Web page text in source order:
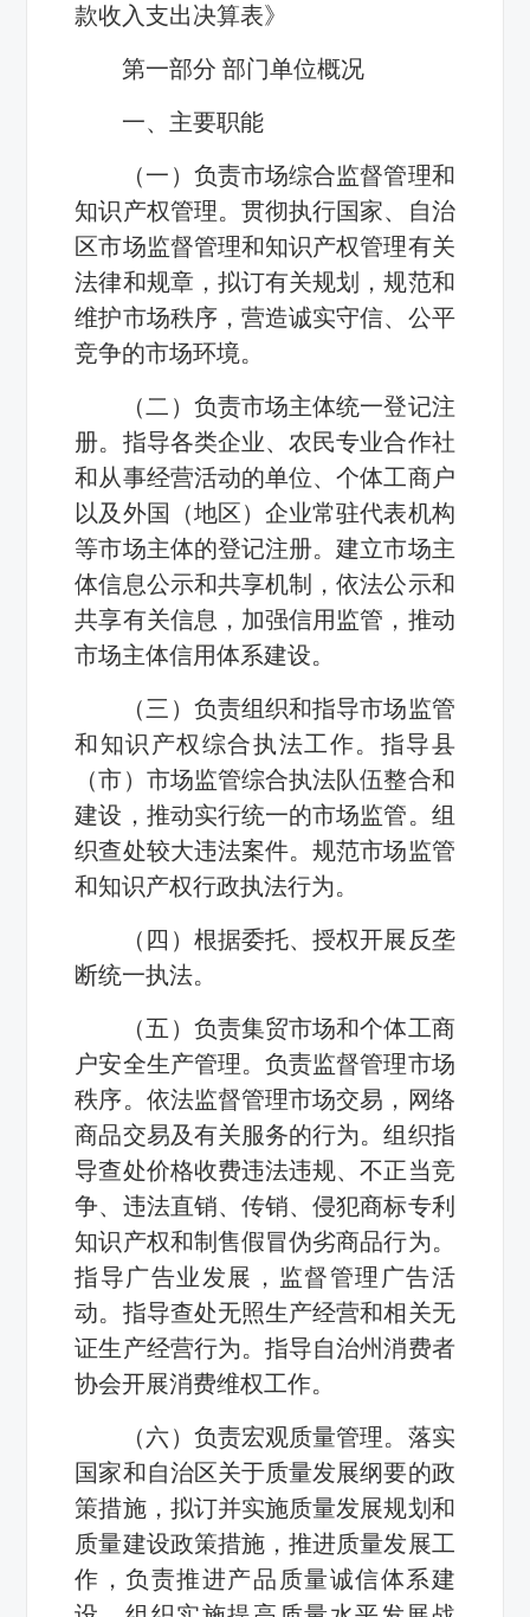
款收入支出决算表》
第一部分 部门单位概况
一、主要职能
（一）负责市场综合监督管理和
知识产权管理。贯彻执行国家、自治
区市场监督管理和知识产权管理有关
法律和规章，拟订有关规划，规范和
维护市场秩序，营造诚实守信、公平
竞争的市场环境。
（二）负责市场主体统一登记注
册。指导各类企业、农民专业合作社
和从事经营活动的单位、个体工商户
以及外国（地区）企业常驻代表机构
等市场主体的登记注册。建立市场主
体信息公示和共享机制，依法公示和
共享有关信息，加强信用监管，推动
市场主体信用体系建设。
（三）负责组织和指导市场监管
和知识产权综合执法工作。指导县
（市）市场监管综合执法队伍整合和
建设，推动实行统一的市场监管。组
织查处较大违法案件。规范市场监管
和知识产权行政执法行为。
（四）根据委托、授权开展反垄
断统一执法。
（五）负责集贸市场和个体工商
户安全生产管理。负责监督管理市场
秩序。依法监督管理市场交易，网络
商品交易及有关服务的行为。组织指
导查处价格收费违法违规、不正当竞
争、违法直销、传销、侵犯商标专利
知识产权和制售假冒伪劣商品行为。
指导广告业发展，监督管理广告活
动。指导查处无照生产经营和相关无
证生产经营行为。指导自治州消费者
协会开展消费维权工作。
（六）负责宏观质量管理。落实
国家和自治区关于质量发展纲要的政
策措施，拟订并实施质量发展规划和
质量建设政策措施，推进质量发展工
作，负责推进产品质量诚信体系建